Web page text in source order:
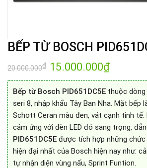
BẾP TỪ BOSCH
20.000.000₫ Giá
gốc
là:
15.000.000₫Giá
tại
Bếp từ Bosch PID651DC5E thuộc dòng
seri 8, nhập khẩu Tây Ban Nha. Mặt bếp
Schott Ceran màu đen, vát cạnh tinh tế.
cảm ứng với đèn LED đó sang trọng,
PID651DC5E được tích hợp những chức
hiện đại nhất của Bosch hiện nay như:
tự nhận diện vùng nấu, Sprint Funtion.